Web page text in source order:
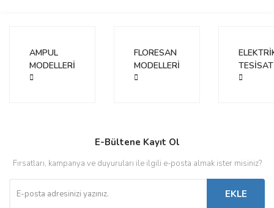
AMPUL
MODELLERİ
FLORESAN
MODELLERİ
TESİSAT
E-Bültene Kayıt Ol
Fırsatları, kampanya ve duyuruları ile ilgili e-posta almak ister misiniz?
EKLE